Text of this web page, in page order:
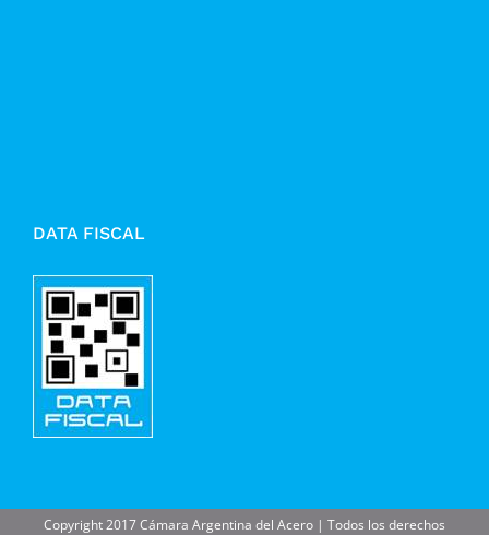
DATA FISCAL
Copyright 2017 Cámara Argentina del Acero | Todos los derechos